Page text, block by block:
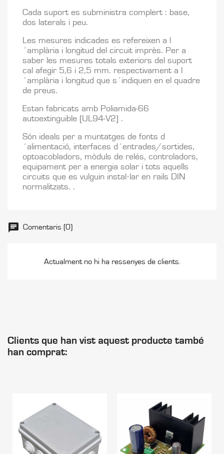
Cada suport es subministra complert : base,
dos laterals i peu.
Les mesures indicades es refereixen a l
´amplària i longitud del circuit imprès. Per a
saber les mesures totals exteriors del suport
cal afegir 5,6 i 2,5 mm. respectivament a l
´amplària i longitud que s´indiquen en el quadre
de preus.
Estan fabricats amb Poliamida-66
autoextinguible (UL94-V2) .
Són ideals per a muntatges de fonts d
´alimentació, interfaces d´entrades/sortides,
optoacobladors, mòduls de relés, controladors,
equipament per a energia solar i tots aquells
circuits que es vulguin instal·lar en rails DIN
normalitzats. .
Comentaris (0)
Actualment no hi ha ressenyes de clients.
Clients que han vist aquest producte també
han comprat: